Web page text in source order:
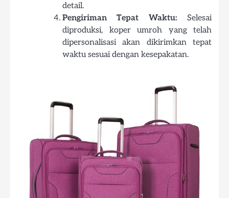
detail.
Pengiriman Tepat Waktu: Selesai
diproduksi, koper umroh yang telah
dipersonalisasi akan dikirimkan tepat
waktu sesuai dengan kesepakatan.